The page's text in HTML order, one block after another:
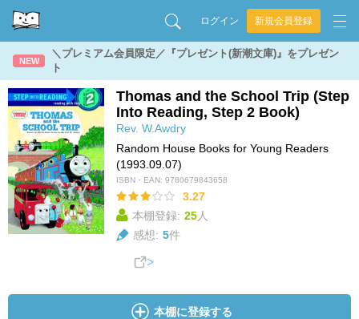
ログイン 新規会員登録
NEW
＼プレミアム会員限定／『プレゼント(新潮文庫)』をプレゼン
ト
Thomas and the School Trip (Step
Into Reading, Step 2 Book)
Rev. W.Awdry
Random House Books for Young Readers
(1993.09.07)
ISBN・EAN: 9780679843658
3.27
本棚登録: 25人
感想: 5件
本棚に登録する